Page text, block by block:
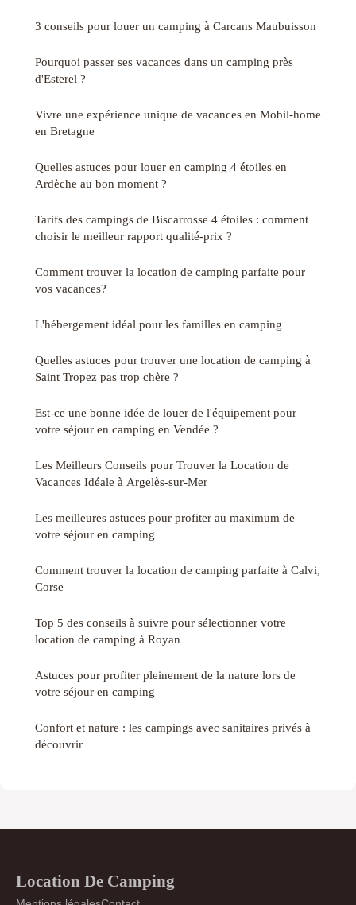
3 conseils pour louer un camping à Carcans Maubuisson
Pourquoi passer ses vacances dans un camping près
d'Esterel ?
Vivre une expérience unique de vacances en Mobil-home
en Bretagne
Quelles astuces pour louer en camping 4 étoiles en
Ardèche au bon moment ?
Tarifs des campings de Biscarrosse 4 étoiles : comment
choisir le meilleur rapport qualité-prix ?
Comment trouver la location de camping parfaite pour
vos vacances?
L'hébergement idéal pour les familles en camping
Quelles astuces pour trouver une location de camping à
Saint Tropez pas trop chère ?
Est-ce une bonne idée de louer de l'équipement pour
votre séjour en camping en Vendée ?
Les Meilleurs Conseils pour Trouver la Location de
Vacances Idéale à Argelès-sur-Mer
Les meilleures astuces pour profiter au maximum de
votre séjour en camping
Comment trouver la location de camping parfaite à Calvi,
Corse
Top 5 des conseils à suivre pour sélectionner votre
location de camping à Royan
Astuces pour profiter pleinement de la nature lors de
votre séjour en camping
Confort et nature : les campings avec sanitaires privés à
découvrir
Location De Camping